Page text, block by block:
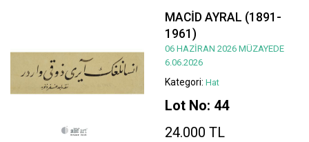
MACİD AYRAL (1891-
1961)
06 HAZİRAN 2026 MÜZAYEDE
6.06.2026
Kategori: Hat
Lot No: 44
24.000 TL